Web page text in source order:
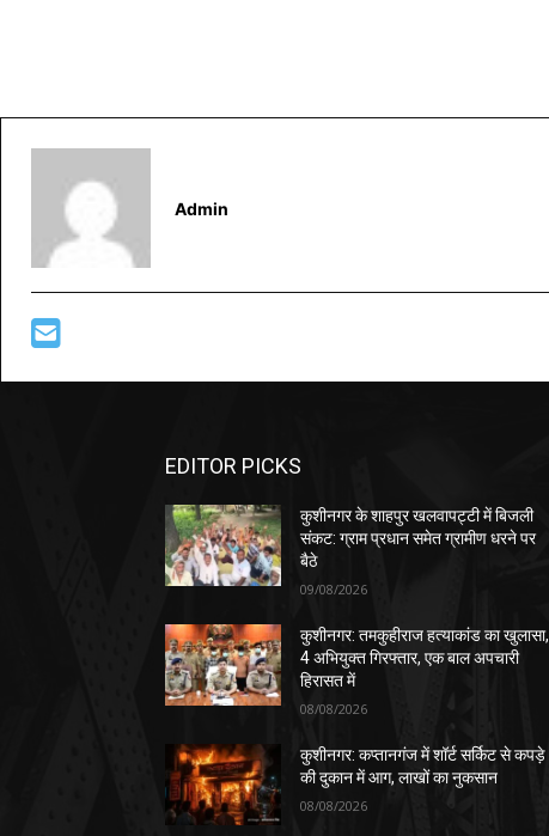
Admin
EDITOR PICKS
कुशीनगर के शाहपुर खलवापट्टी में बिजली
संकट: ग्राम प्रधान समेत ग्रामीण धरने पर
बैठे
09/08/2026
कुशीनगर: तमकुहीराज हत्याकांड का खुलासा,
4 अभियुक्त गिरफ्तार, एक बाल अपचारी
हिरासत में
08/08/2026
कुशीनगर: कप्तानगंज में शॉर्ट सर्किट से कपड़े
की दुकान में आग, लाखों का नुकसान
08/08/2026